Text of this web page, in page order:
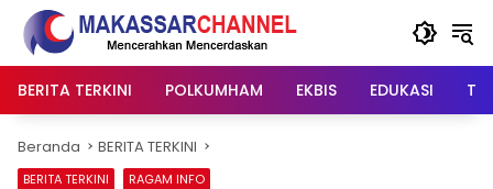
Langsung
konten
BERITA TERKINI
POLKUMHAM EKBIS EDUKASI
Beranda BERITA TERKINI
BERITA TERKINI RAGAM INFO